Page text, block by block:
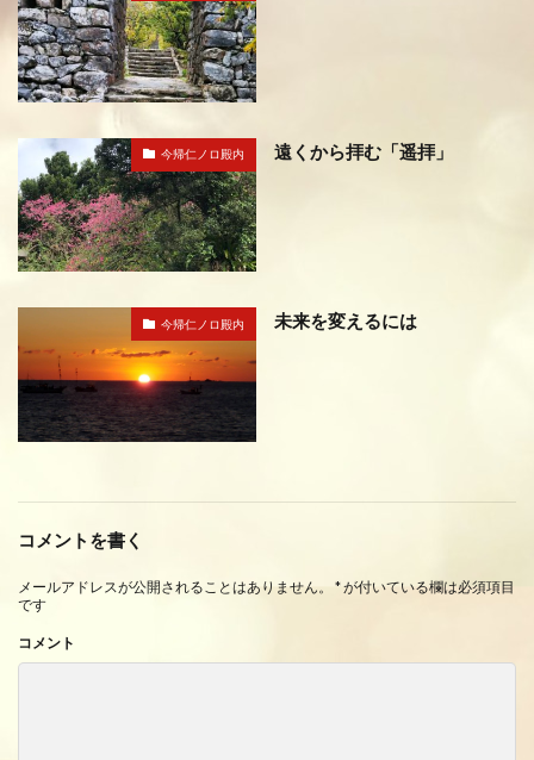
今帰仁ノロ殿内 遠くから拝む「遥拝」
今帰仁ノロ殿内 未来を変えるには
コメントを書く
メールアドレスが公開されることはありません。 *が付いている欄は必須項目
です
コメント